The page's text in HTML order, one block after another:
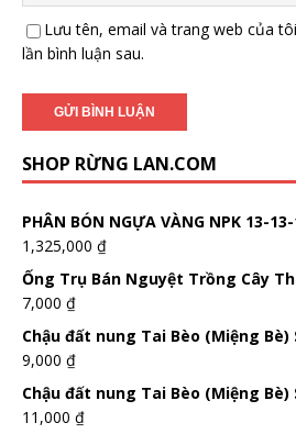
Lưu tên, email và trang web của
lần bình luận sau.
SHOP RỪNG LAN.COM
PHÂN BÓN NGỰA VÀNG NPK 13-
1,325,000 ₫
Ống Trụ Bán Nguyệt Trồng Cây
7,000 ₫
Chậu đất nung Tai Bèo (Miệng Bè)
9,000 ₫
Chậu đất nung Tai Bèo (Miệng Bè)
11,000 ₫